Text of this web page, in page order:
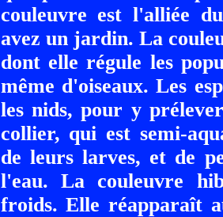
couleuvre est l'alliée
avez un jardin. La
dont elle régule les
même d'oiseaux. Les
les nids, pour y
collier, qui est semi-
de leurs larves, et de
l'eau. La couleuvre
froids. Elle réapparaît